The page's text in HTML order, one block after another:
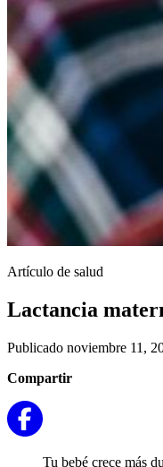
Artículo de salud
Lactancia
Publicado noviembre 11,
Compartir
Tu bebé crece más